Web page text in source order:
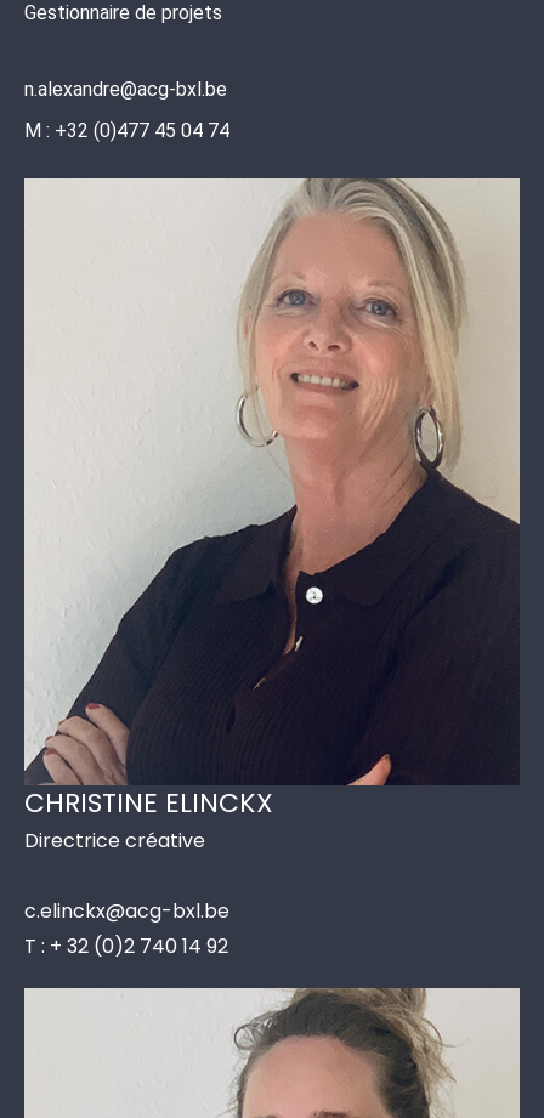
Gestionnaire de projets
n.alexandre@acg-bxl.be
M : +32 (0)477 45 04 74
CHRISTINE ELINCKX
Directrice créative
c.elinckx@acg-bxl.be
T : + 32 (0)2 740 14 92